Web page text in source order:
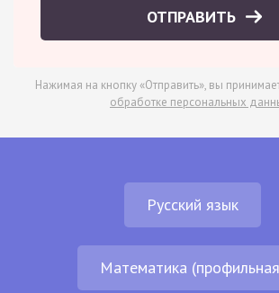
ОТПРАВИТЬ
Нажимая на кнопку «Отправить», вы
обработке персональных
Русский язык
Математика